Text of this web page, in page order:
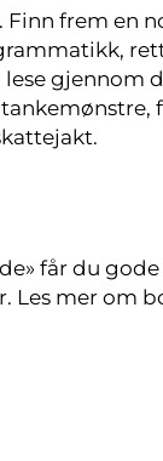
Finn frem en
gjennom
får du
Les mer om